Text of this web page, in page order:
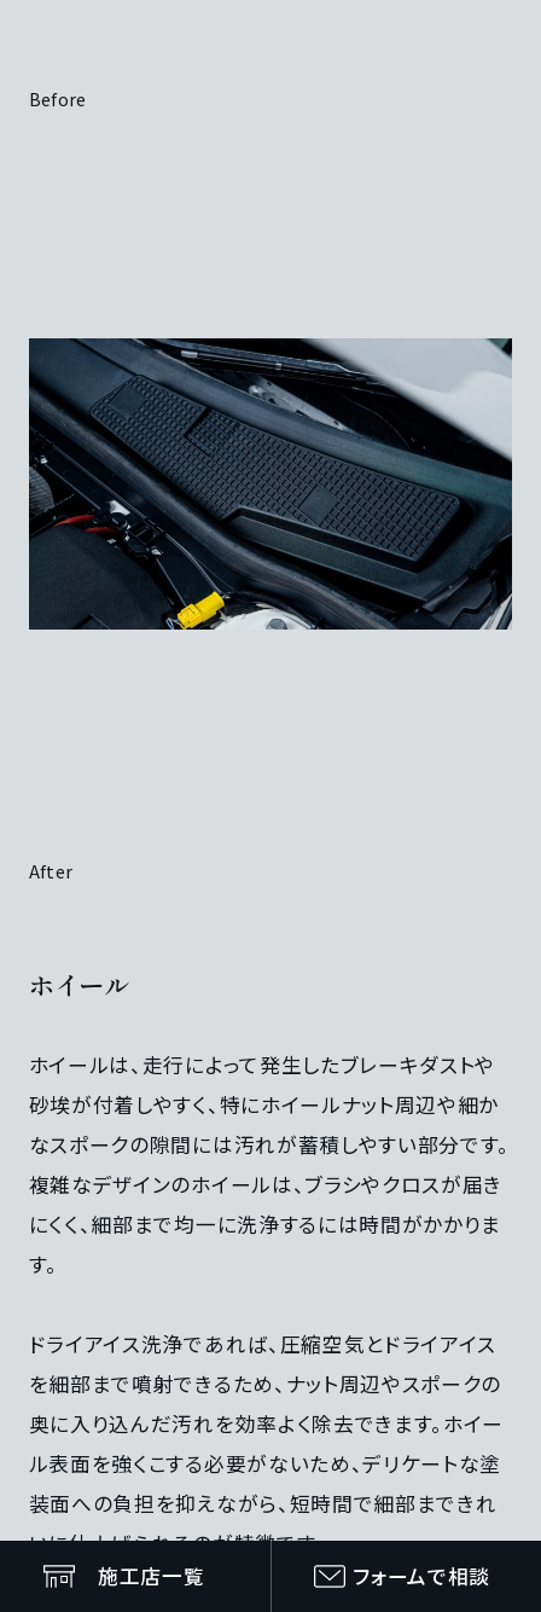
Before
After
ホイール
ホイールは、走行によって発生したブレーキダストや
砂埃が付着しやすく、特にホイールナット周辺や細か
なスポークの隙間には汚れが蓄積しやすい部分です。
複雑なデザインのホイールは、ブラシやクロスが届き
にくく、細部まで均一に洗浄するには時間がかかりま
す。
ドライアイス洗浄であれば、圧縮空気とドライアイス
を細部まで噴射できるため、ナット周辺やスポークの
奥に入り込んだ汚れを効率よく除去できます。ホイー
ル表面を強くこする必要がないため、デリケートな塗
装面への負担を抑えながら、短時間で細部まできれ
いに仕上げられるのが特徴です。
施工店一覧
フォームで相談